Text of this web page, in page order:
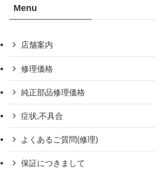
Menu
店舗案内
修理価格
純正部品修理価格
症状,不具合
よくあるご質問(修理)
保証につきまして